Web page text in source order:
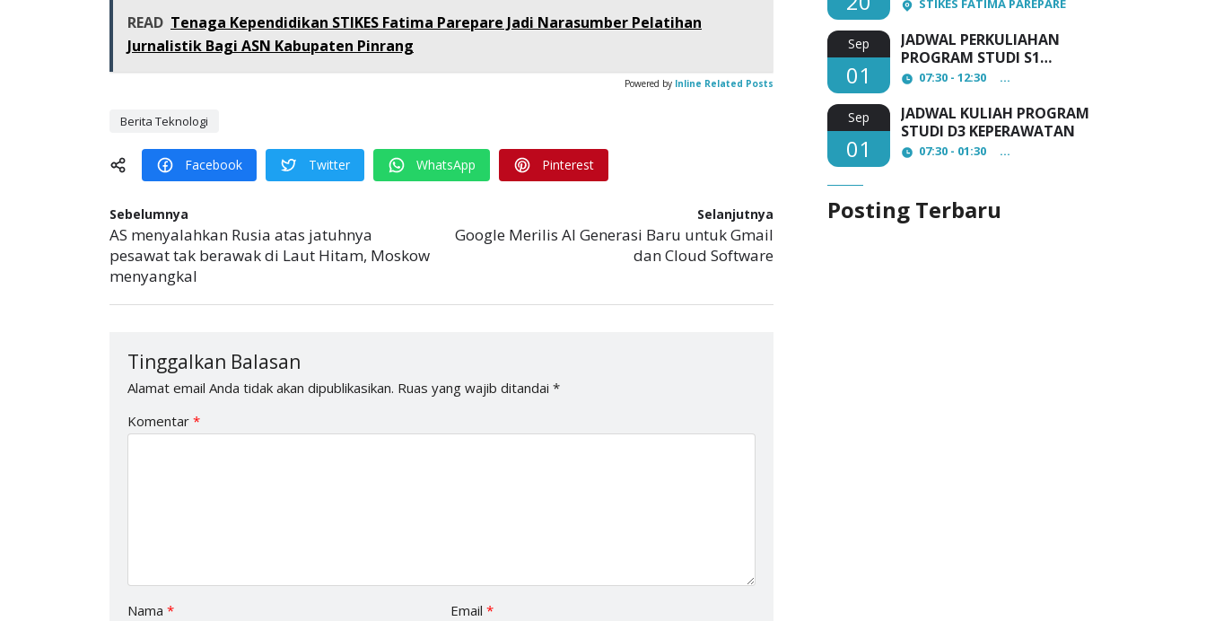
READ Tenaga Kependidikan STIKES Fatima Parepare Jadi Narasumber Pelatihan
Jurnalistik Bagi ASN Kabupaten Pinrang
Powered by Inline Related Posts
Berita Teknologi
Facebook Twitter WhatsApp Pinterest
Sebelumnya
AS menyalahkan Rusia atas jatuhnya
pesawat tak berawak di Laut Hitam, Moskow
menyangkal
Selanjutnya
Google Merilis AI Generasi Baru untuk Gmail
dan Cloud Software
Tinggalkan Balasan
Alamat email Anda tidak akan dipublikasikan. Ruas yang wajib ditandai *
Komentar *
Nama * Email *
STIKES FATIMA PAREPARE
Sep
01
JADWAL PERKULIAHAN
PROGRAM STUDI S1
ADMINISTRASI KESEHATAN
07:30 - 12:30
Sep
01
JADWAL KULIAH PROGRAM
STUDI D3 KEPERAWATAN
07:30 - 01:30
Posting Terbaru